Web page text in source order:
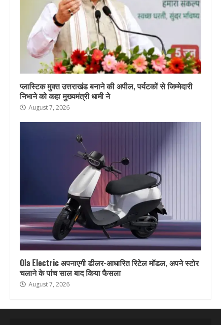
प्लास्टिक मुक्त उत्तराखंड बनाने की अपील, पर्यटकों से जिम्मेदारी
निभाने को कहा मुख्यमंत्री धामी ने
August 7, 2026
Ola Electric अपनाएगी डीलर-आधारित रिटेल मॉडल, अपने स्टोर
चलाने के पांच साल बाद किया फैसला
August 7, 2026